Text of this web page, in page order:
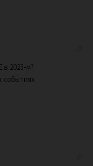
2025-м?
событиях